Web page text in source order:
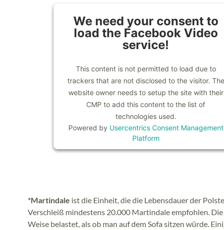
We need your consent to
load the Facebook Video
service!
This content is not permitted to load due to
trackers that are not disclosed to the visitor. The
website owner needs to setup the site with their
CMP to add this content to the list of
technologies used.
Powered by Usercentrics Consent Management
Platform
*Martindale ist die Einheit, die die Lebensdauer der
Verschleiß mindestens 20.000 Martindale empfohlen.
Weise belastet, als ob man auf dem Sofa sitzen würde.